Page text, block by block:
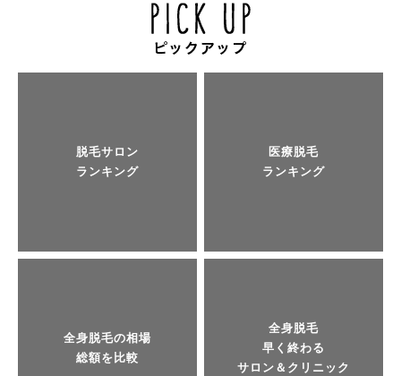
脱毛サロン
ランキング
医療脱毛
ランキング
全身脱毛の相場
総額を比較
全身脱毛
早く終わる
サロン＆クリニック